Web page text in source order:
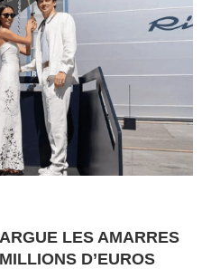
LES AMARRES
D’EUROS